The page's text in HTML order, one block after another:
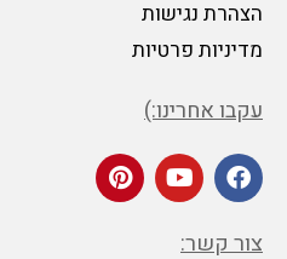
הצהרת נגישות
מדיניות פרטיות
עקבו אחרינו:)
צור קשר: